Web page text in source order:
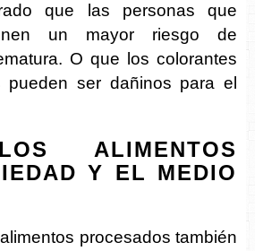
que las personas que
un mayor riesgo de
O que los colorantes
pueden ser dañinos para el
ALIMENTOS
Y EL MEDIO
procesados también